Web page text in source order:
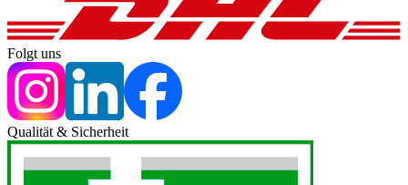
Folgt uns
Qualität & Sicherheit